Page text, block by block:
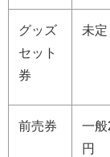
グッズ
セット
券
未定
前売券
一
円